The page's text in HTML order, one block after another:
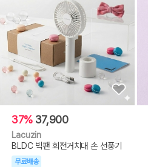
37% 37,900
Lacuzin
BLDC 빅팬 회전거치대 손 선풍기
무료배송